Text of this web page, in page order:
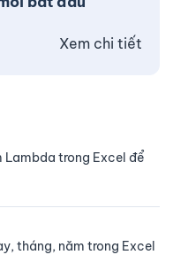
Xem chi tiết
Lambda trong Excel để
tháng, năm trong Excel